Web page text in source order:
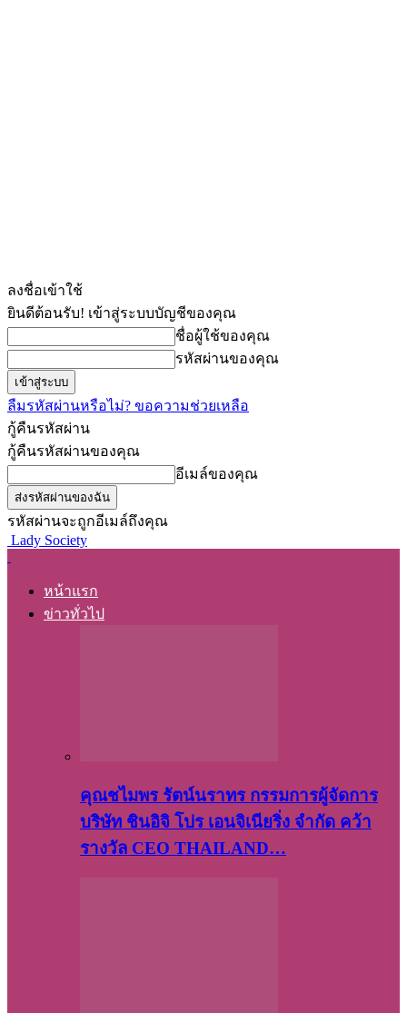
ลงชื่อเข้าใช้
ยินดีต้อนรับ! เข้าสู่ระบบบัญชีของคุณ
ชื่อผู้ใช้ของคุณ
รหัสผ่านของคุณ
ลืมรหัสผ่านหรือไม่? ขอความช่วยเหลือ
กู้คืนรหัสผ่าน
กู้คืนรหัสผ่านของคุณ
อีเมล์ของคุณ
รหัสผ่านจะถูกอีเมล์ถึงคุณ
Lady Society
หน้าแรก
ข่าวทั่วไป
คุณชไมพร​ รัตน์​นรา​ทร​ กรรมการ​ผู้จัดการ
บริษัท​ ชินอิจิ​ โปร​ เอน​จิเนีย​ริ่ง​ จำกัด คว้า
รางวัล CEO THAILAND…